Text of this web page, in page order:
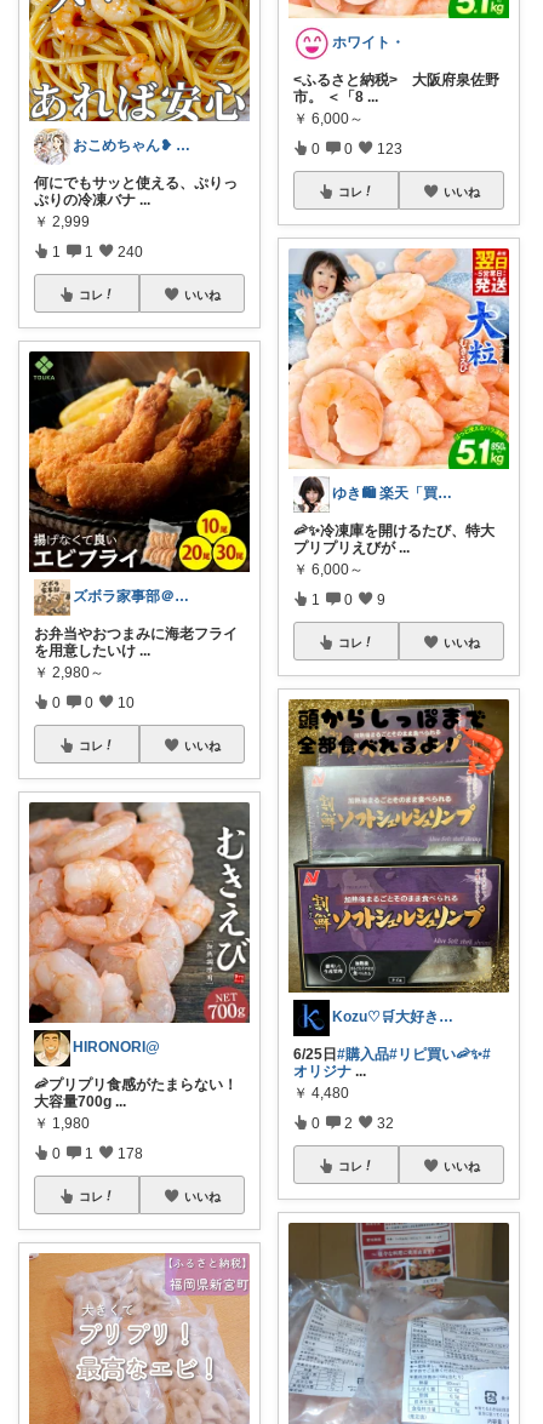
おこめちゃん❥ 酒飲み女の食と暮らし🍷
何にでもサッと使える、ぷりっ
ぷりの冷凍バナ ...
￥ 2,999
1 1 240
コレ いいね
ズボラ家事部＠家事めんどくさいROOM
お弁当やおつまみに海老フライ
を用意したいけ ...
￥ 2,980～
0 0 10
コレ いいね
HIRONORI@
🦐プリプリ食感がたまらない！
大容量700g ...
￥ 1,980
0 1 178
コレ いいね
ホワイト・
<ふるさと納税> 大阪府泉佐野
市。 ＜「8 ...
￥ 6,000～
0 0 123
コレ いいね
ゆき🛍️ 楽天「買ってよかった」を厳選
🦐✨冷凍庫を開けるたび、特大
プリプリえびが ...
￥ 6,000～
1 0 9
コレ いいね
Kozu♡🛒大好き😆💕
6/25日 #購入品#リピ買い🦐✨#
オリジナ ...
￥ 4,480
0 2 32
コレ いいね